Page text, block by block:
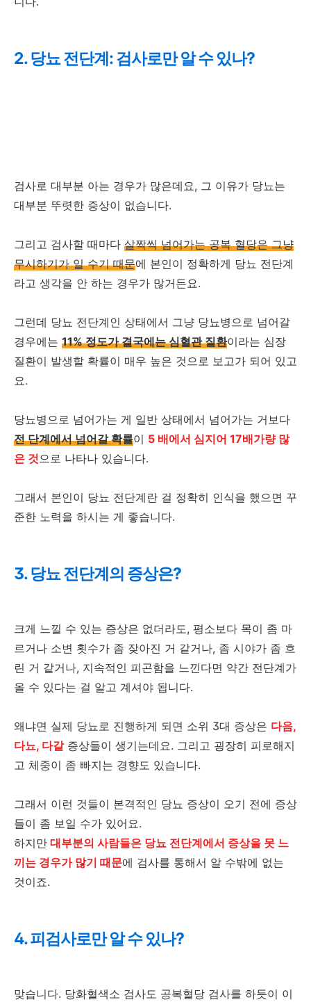
2. 당뇨 전단계: 검사로만 알 수 있나?
검사로 대부분 아는 경우가 많은데요, 그 이유가 당뇨는
대부분 뚜렷한 증상이 없습니다.
그리고 검사할 때마다 살짝씩 넘어가는 공복 혈당은 그냥
무시하기가 일 수기 때문에 본인이 정확하게 당뇨 전단계
라고 생각을 안 하는 경우가 많거든요.
그런데 당뇨 전단계인 상태에서 그냥 당뇨병으로 넘어갈
경우에는 11% 정도가 결국에는 심혈관 질환이라는 심장
질환이 발생할 확률이 매우 높은 것으로 보고가 되어 있고
요.
당뇨병으로 넘어가는 게 일반 상태에서 넘어가는 거보다
전 단계에서 넘어갈 확률이 5 배에서 심지어 17배가량 많
은 것으로 나타나 있습니다.
그래서 본인이 당뇨 전단계란 걸 정확히 인식을 했으면 꾸
준한 노력을 하시는 게 좋습니다.
3. 당뇨 전단계의 증상은?
크게 느낄 수 있는 증상은 없더라도, 평소보다 목이 좀 마
르거나 소변 횟수가 좀 잦아진 거 같거나, 좀 시야가 좀 흐
린 거 같거나, 지속적인 피곤함을 느낀다면 약간 전단계가
올 수 있다는 걸 알고 계셔야 됩니다.
왜냐면 실제 당뇨로 진행하게 되면 소위 3대 증상은 다음,
다뇨, 다갈증상들이 생기는데요. 그리고 굉장히 피로해지
고 체중이 좀 빠지는 경향도 있습니다.
그래서 이런 것들이 본격적인 당뇨 증상이 오기 전에 증상
들이 좀 보일 수가 있어요.
하지만 대부분의 사람들은 당뇨 전단계에서 증상을 못 느
끼는 경우가 많기 때문에 검사를 통해서 알 수밖에 없는
것이죠.
4. 피검사로만 알 수 있나?
맞습니다. 당화혈색소 검사도 공복혈당 검사를 하듯이 이